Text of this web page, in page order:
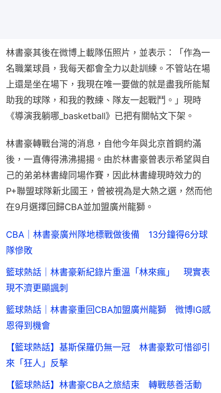
林書豪其後在微博上載隊伍照片，並表示：「作為一
名職業球員，我每天都會全力以赴訓練。不管站在場
上還是坐在場下，我現在唯一要做的就是盡我所能幫
助我的球隊，和我的教練、隊友一起戰鬥。」現時
《導演我躺哪_basketball》已把有關帖文下架。
林書豪轉戰台灣的消息，自他今年與北京首鋼約滿
後，一直傳得沸沸揚揚。由於林書豪曾表示希望與自
己的弟弟林書緯同場作賽，因此林書緯現時效力的
P+聯盟球隊新北國王，曾被視為是大熱之選，然而他
在9月選擇回歸CBA並加盟廣州龍獅。
CBA｜林書豪廣州隊地標戰做後備 13分鐘得6分球
隊慘敗
籃球熱話｜林書豪新紀錄片重溫「林來瘋」 現實表
現不濟更顯諷刺
籃球熱話｜林書豪重回CBA加盟廣州龍獅 微博IG感
恩得到機會
【籃球熱話】基斯保羅仍無一冠 林書豪歎可惜卻引
來「狂人」反擊
【籃球熱話】林書豪CBA之旅結束 轉戰慈善活動